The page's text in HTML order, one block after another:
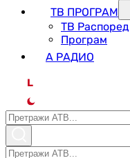
ТВ ПРОГРАМ
ТВ Распоред
Програм
А РАДИО
L